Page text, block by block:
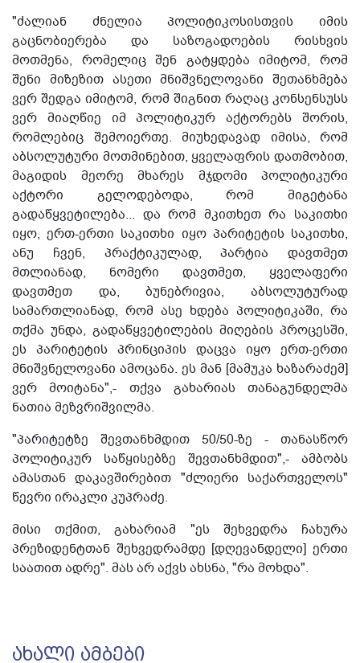
"ძალიან ძნელია პოლიტიკოსისთვის იმის
გაცნობიერება და საზოგადოების რისხვის
მოთმენა, რომელიც შენ გატყდება იმიტომ, რომ
შენი მიზეზით ასეთი მნიშვნელოვანი შეთანხმება
ვერ შედგა იმიტომ, რომ შიგნით რაღაც კონსენსუსს
ვერ მიაღწიე იმ პოლიტიკურ აქტორებს შორის,
რომლებიც შემოიერთე. მიუხედავად იმისა, რომ
აბსოლუტური მოთმინებით, ყველაფრის დათმობით,
მაგიდის მეორე მხარეს მჯდომი პოლიტიკური
აქტორი გელოდებოდა, რომ მიგეტანა
გადაწყვეტილება... და რომ მკითხეთ რა საკითხი
იყო, ერთ-ერთი საკითხი იყო პარიტეტის საკითხი,
ანუ ჩვენ, პრაქტიკულად, პარტია დავთმეთ
მთლიანად, ნომერი დავთმეთ, ყველაფერი
დავთმეთ და, ბუნებრივია, აბსოლუტურად
სამართლიანად, რომ ასე ხდება პოლიტიკაში, რა
თქმა უნდა, გადაწყვეტილების მიღების პროცესში,
ეს პარიტეტის პრინციპის დაცვა იყო ერთ-ერთი
მნიშვნელოვანი ამოცანა. ეს მან [მამუკა ხაზარაძემ]
ვერ მოიტანა",- თქვა გახარიას თანაგუნდელმა
ნათია მეზვრიშვილმა.
"პარიტეტზე შევთანხმდით 50/50-ზე - თანასწორ
პოლიტიკურ საწყისებზე შევთანხმდით",- ამბობს
ამასთან დაკავშირებით "ძლიერი საქართველოს"
წევრი ირაკლი კუპრაძე.
მისი თქმით, გახარიამ "ეს შეხვედრა ჩახურა
პრეზიდენტთან შეხვედრამდე [დღევანდელი] ერთი
საათით ადრე". მას არ აქვს ახსნა, "რა მოხდა".
ᲐᲮᲐᲚᲘ ᲐᲛᲑᲔᲑᲘ